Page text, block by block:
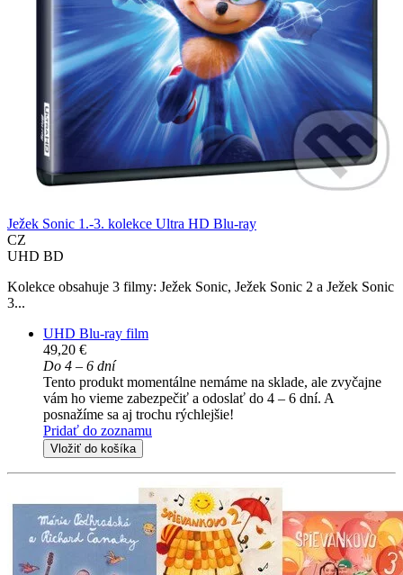
Ježek Sonic 1.-3. kolekce Ultra HD Blu-ray
CZ
UHD BD
Kolekce obsahuje 3 filmy: Ježek Sonic, Ježek Sonic 2 a Ježek Sonic
3...
UHD Blu-ray film
49,20 €
Do 4 – 6 dní
Tento produkt momentálne nemáme na sklade, ale zvyčajne
vám ho vieme zabezpečiť a odoslať do 4 – 6 dní. A
posnažíme sa aj trochu rýchlejšie!
Pridať do zoznamu
Vložiť do košíka